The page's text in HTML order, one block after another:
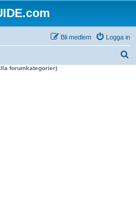
Logga in
Bli medlem
forumkategorier)